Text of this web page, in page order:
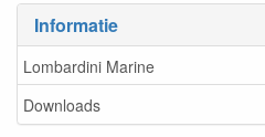
Informatie
Lombardini Marine
Downloads